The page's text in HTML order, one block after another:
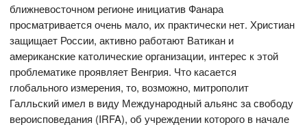
ближневосточном регионе инициатив Фанара
просматривается очень мало, их практически нет. Христиан
защищает России, активно работают Ватикан и
американские католические организации, интерес к этой
проблематике проявляет Венгрия. Что касается
глобального измерения, то, возможно, митрополит
Галльский имел в виду Международный альянс за свободу
вероисповедания (IRFA), об учреждении которого в начале